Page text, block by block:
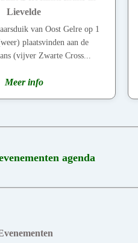
Lievelde
van Oost Gelre op 1
plaatsvinden aan de
(vijver Zwarte Cross...
Meer info
agenda